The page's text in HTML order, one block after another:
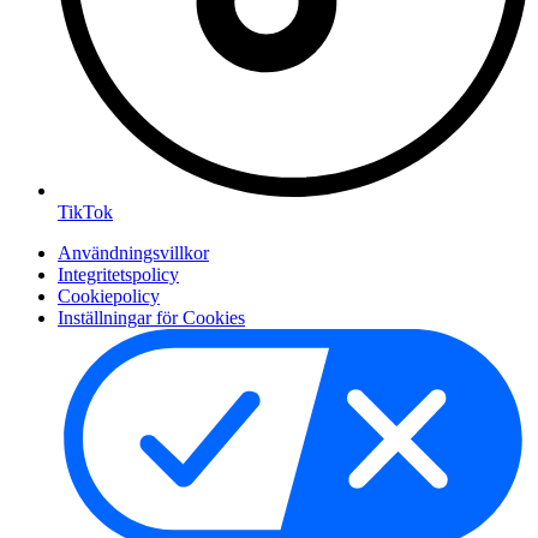
TikTok
Användningsvillkor
Integritetspolicy
Cookiepolicy
Inställningar för Cookies